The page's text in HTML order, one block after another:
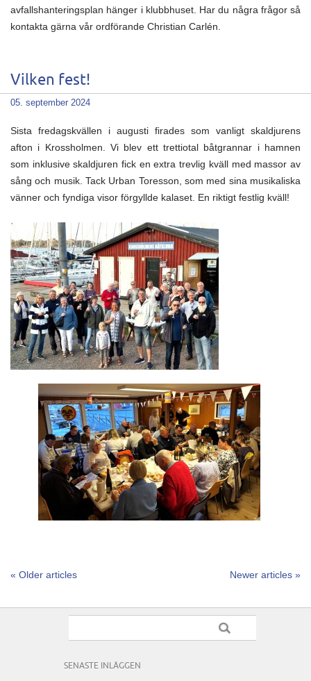
avfallshanteringsplan hänger i klubbhuset. Har du några frågor så
kontakta gärna vår ordförande Christian Carlén.
Vilken fest!
05. september 2024
Sista fredagskvällen i augusti firades som vanligt skaldjurens
afton i Krossholmen. Vi blev ett trettiotal båtgrannar i hamnen
som inklusive skaldjuren fick en extra trevlig kväll med massor av
sång och musik. Tack Urban Toresson, som med sina musikaliska
vänner och fyndiga visor förgyllde kalaset. En riktigt festlig kväll!
« Older articles Newer articles »
SENASTE INLÄGGEN